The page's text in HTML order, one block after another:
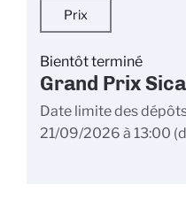
Prix
Bientôt terminé
Grand Prix
Date limite des
21/09/2026 à 13:00